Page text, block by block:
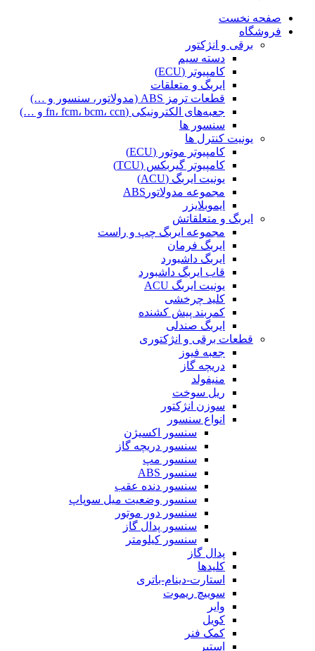
صفحه نخست
فروشگاه
برقی و انژکتور
دسته سیم
کامپیوتر (ECU)
ایربگ و متعلقات
قطعات ترمز ABS (مدولاتور، سنسور و …)
جعبه‌های الکترونیکی (fn، fcm، bcm، ccn و …)
سنسور ها
یونیت کنترل ها
کامپیوتر موتور (ECU)
کامپیوتر گیربکس (TCU)
یونیت ایربگ (ACU)
مجموعه مدولاتورABS
ایموبلایزر
ایربگ و متعلقاتش
مجموعه ایربگ چپ و راست
ایربگ فرمان
ایربگ داشبورد
قاب ایربگ داشبورد
یونیت ایربگ ACU
کلید چرخشی
کمربند پیش کشنده
ایربگ صندلی
قطعات برقی و انژکتوری
جعبه فیوز
دریچه گاز
منیفولد
ریل سوخت
سوزن انژکتور
انواع سنسور
سنسور اکسیژن
سنسور دریچه گاز
سنسور مپ
سنسور ABS
سنسور دنده عقب
سنسور وضعیت میل سوپاپ
سنسور دور موتور
سنسور پدال گاز
سنسور کیلومتر
پدال گاز
کلیدها
استارت-دینام-باتری
سوییچ ریموت
وایر
کویل
کمک فنر
استپر